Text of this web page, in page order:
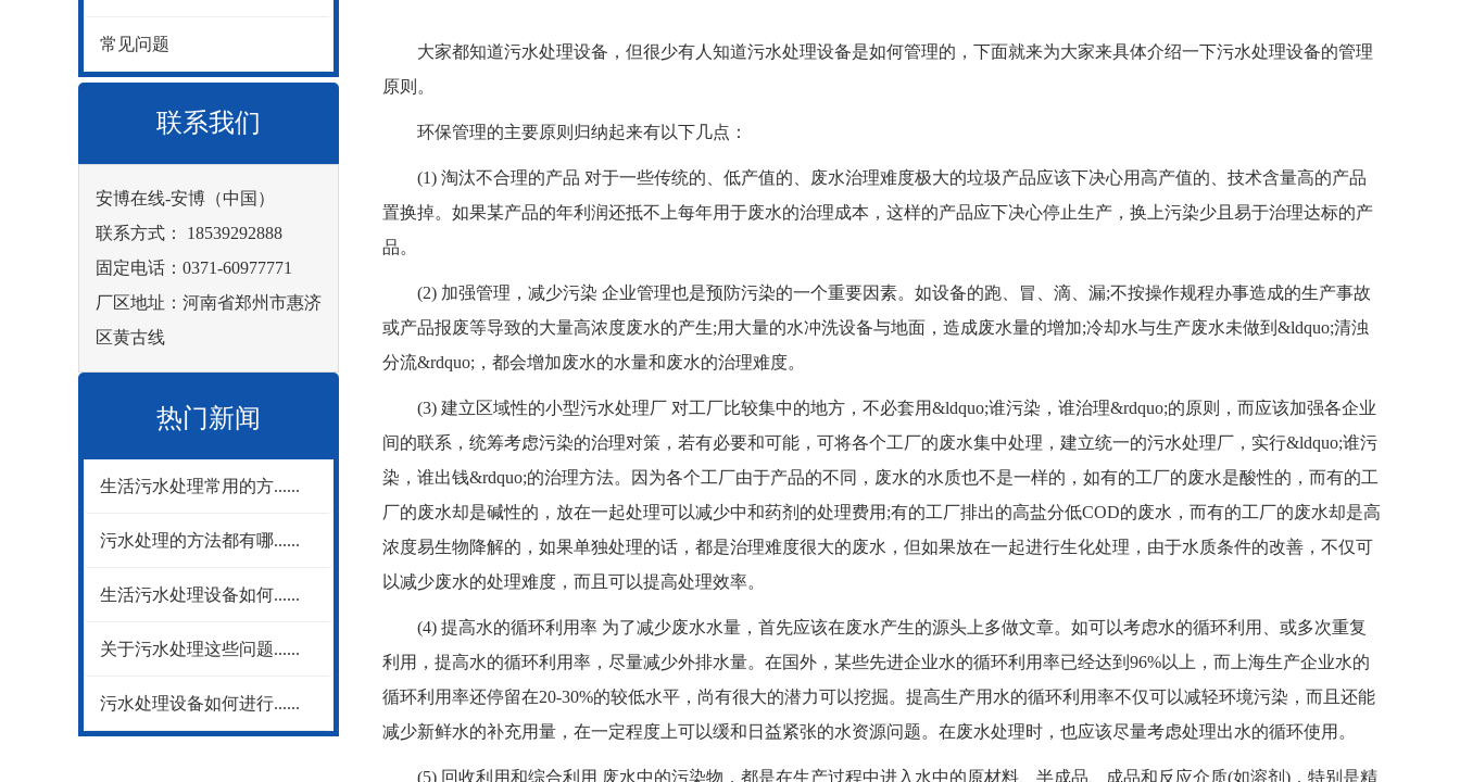
常见问题
联系我们
安博在线-安博（中国）
联系方式： 18539292888
固定电话：0371-60977771
厂区地址：河南省郑州市惠济
区黄古线
热门新闻
生活污水处理常用的方......
污水处理的方法都有哪......
生活污水处理设备如何......
关于污水处理这些问题......
污水处理设备如何进行......
大家都知道污水处理设备 ，但很少有人知道污水处理设备是如何管理的，下面就来为大家来具体介绍一下污水处理设备的管理
原则。
环保管理的主要原则归纳起来有以下几点：
(1) 淘汰不合理的产品 对于一些传统的、低产值的、废水治理难度极大的垃圾产品应该下决心用高产值的、技术含量高的产品
置换掉。如果某产品的年利润还抵不上每年用于废水的治理成本，这样的产品应下决心停止生产，换上污染少且易于治理达标的产
品。
(2) 加强管理，减少污染 企业管理也是预防污染的一个重要因素。如设备的跑、冒、滴、漏;不按操作规程办事造成的生产事故
或产品报废等导致的大量高浓度废水的产生;用大量的水冲洗设备与地面，造成废水量的增加;冷却水与生产废水未做到&ldquo;清浊
分流&rdquo;，都会增加废水的水量和废水的治理难度。
(3) 建立区域性的小型污水处理厂 对工厂比较集中的地方，不必套用&ldquo;谁污染，谁治理&rdquo;的原则，而应该加强各企业
间的联系，统筹考虑污染的治理对策，若有必要和可能，可将各个工厂的废水集中处理，建立统一的污水处理厂，实行&ldquo;谁污
染，谁出钱&rdquo;的治理方法。因为各个工厂由于产品的不同，废水的水质也不是一样的，如有的工厂的废水是酸性的，而有的工
厂的废水却是碱性的，放在一起处理可以减少中和药剂的处理费用;有的工厂排出的高盐分低COD的废水，而有的工厂的废水却是高
浓度易生物降解的，如果单独处理的话，都是治理难度很大的废水，但如果放在一起进行生化处理，由于水质条件的改善，不仅可
以减少废水的处理难度，而且可以提高处理效率。
(4) 提高水的循环利用率 为了减少废水水量，首先应该在废水产生的源头上多做文章。如可以考虑水的循环利用、或多次重复
利用，提高水的循环利用率，尽量减少外排水量。在国外，某些先进企业水的循环利用率已经达到96%以上，而上海生产企业水的
循环利用率还停留在20-30%的较低水平，尚有很大的潜力可以挖掘。提高生产用水的循环利用率不仅可以减轻环境污染，而且还能
减少新鲜水的补充用量，在一定程度上可以缓和日益紧张的水资源问题。在废水处理时，也应该尽量考虑处理出水的循环使用。
(5) 回收利用和综合利用 废水中的污染物，都是在生产过程中进入水中的原材料、半成品、成品和反应介质(如溶剂)，特别是精